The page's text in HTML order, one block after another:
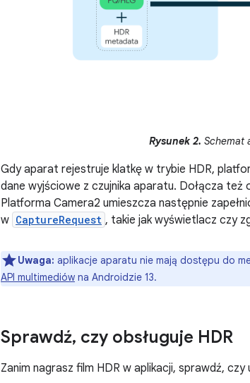
Rysunek 2. Schemat
Gdy aparat rejestruje klatkę w trybie HDR,
dane wyjściowe z czujnika aparatu. Dołącza
Platforma Camera2 umieszcza następnie
w CaptureRequest , takie jak wyświetlacz czy
Uwaga: aplikacje aparatu nie mają dostępu do
API multimediów na Androidzie 13.
Sprawdź, czy obsługuje HDR
Zanim nagrasz film HDR w aplikacji, sprawdź,